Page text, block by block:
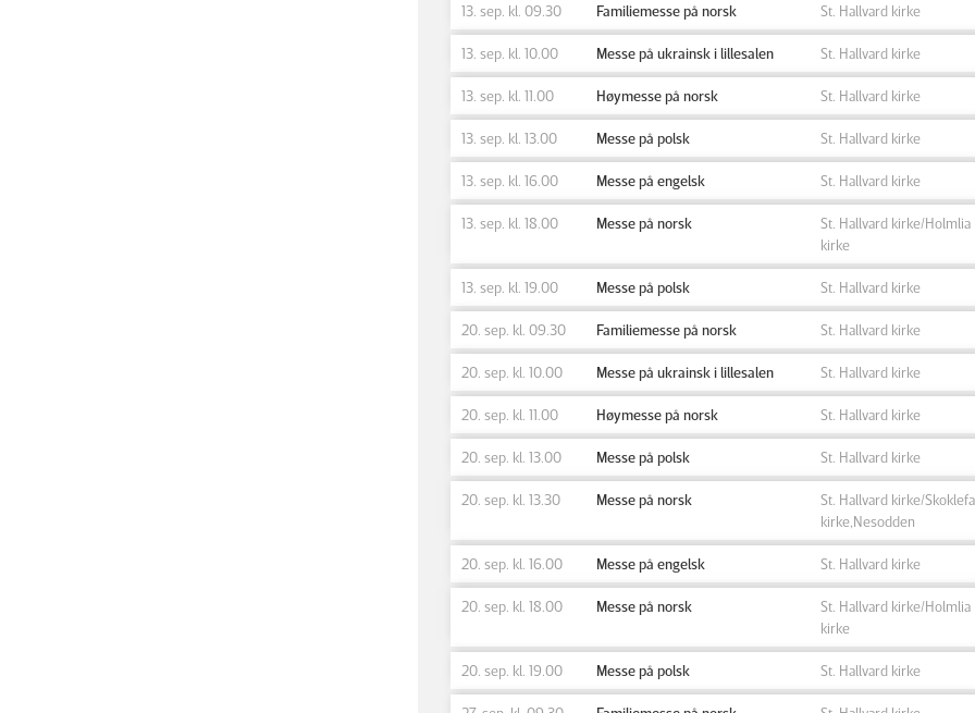
13. sep. kl. 09.30 Familiemesse på norsk St. Hallvard kirke
13. sep. kl. 10.00 Messe på ukrainsk i lillesalen St. Hallvard kirke
13. sep. kl. 11.00 Høymesse på norsk St. Hallvard kirke
13. sep. kl. 13.00 Messe på polsk St. Hallvard kirke
13. sep. kl. 16.00 Messe på engelsk St. Hallvard kirke
13. sep. kl. 18.00 Messe på norsk
St. Hallvard kirke/Holmlia
kirke
13. sep. kl. 19.00 Messe på polsk St. Hallvard kirke
20. sep. kl. 09.30 Familiemesse på norsk St. Hallvard kirke
20. sep. kl. 10.00 Messe på ukrainsk i lillesalen St. Hallvard kirke
20. sep. kl. 11.00 Høymesse på norsk St. Hallvard kirke
20. sep. kl. 13.00 Messe på polsk St. Hallvard kirke
20. sep. kl. 13.30 Messe på norsk
St. Hallvard kirke/
kirke,Nesodden
20. sep. kl. 16.00 Messe på engelsk St. Hallvard kirke
20. sep. kl. 18.00 Messe på norsk
St. Hallvard kirke/Holmlia
kirke
20. sep. kl. 19.00 Messe på polsk St. Hallvard kirke